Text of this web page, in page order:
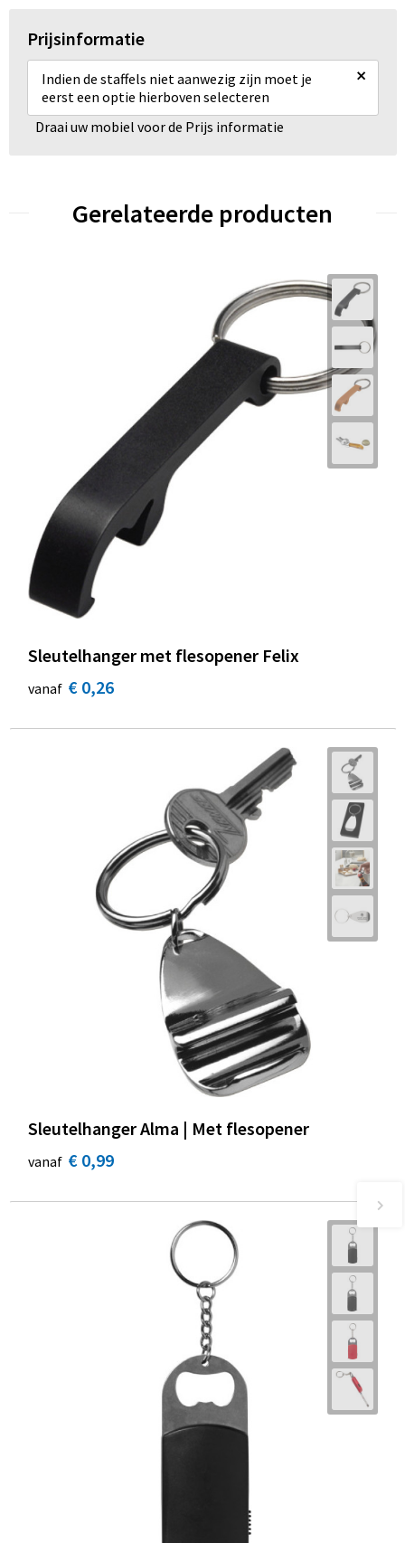
Prijsinformatie
Indien de staffels niet aanwezig zijn moet je
eerst een optie hierboven selecteren
×
Draai uw mobiel voor de Prijs informatie
Gerelateerde producten
Sleutelhanger met flesopener Felix
vanaf € 0,26
Sleutelhanger Alma | Met flesopener
vanaf € 0,99